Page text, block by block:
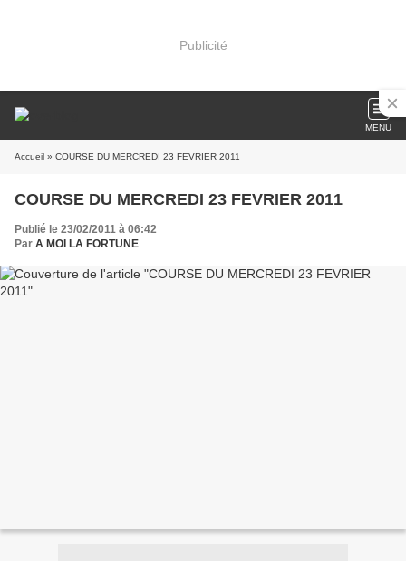
Publicité
MENU
Accueil » COURSE DU MERCREDI 23 FEVRIER 2011
COURSE DU MERCREDI 23 FEVRIER 2011
Publié le 23/02/2011 à 06:42
Par A MOI LA FORTUNE